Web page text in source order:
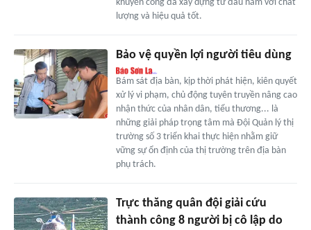
khuyến công đã xây dựng từ đầu năm với chất
lượng và hiệu quả tốt.
Bảo vệ quyền lợi người tiêu dùng
Bám sát địa bàn, kịp thời phát hiện, kiên quyết
xử lý vi phạm, chủ động tuyên truyền nâng cao
nhận thức của nhân dân, tiểu thương... là
những giải pháp trọng tâm mà Đội Quản lý thị
trường số 3 triển khai thực hiện nhằm giữ
vững sự ổn định của thị trường trên địa bàn
phụ trách.
Trực thăng quân đội giải cứu
thành công 8 người bị cô lập do